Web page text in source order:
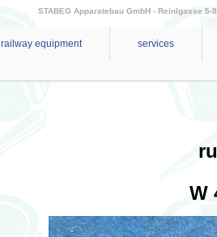
STABEG Apparatebau GmbH - Reinlgasse 5-
railway equipment services
W